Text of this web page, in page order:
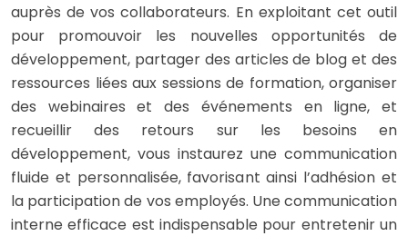
auprès de vos collaborateurs. En exploitant cet outil
pour promouvoir les nouvelles opportunités de
développement, partager des articles de blog et des
ressources liées aux sessions de formation, organiser
des webinaires et des événements en ligne, et
recueillir des retours sur les besoins en
développement, vous instaurez une communication
fluide et personnalisée, favorisant ainsi l’adhésion et
la participation de vos employés. Une communication
interne efficace est indispensable pour entretenir un